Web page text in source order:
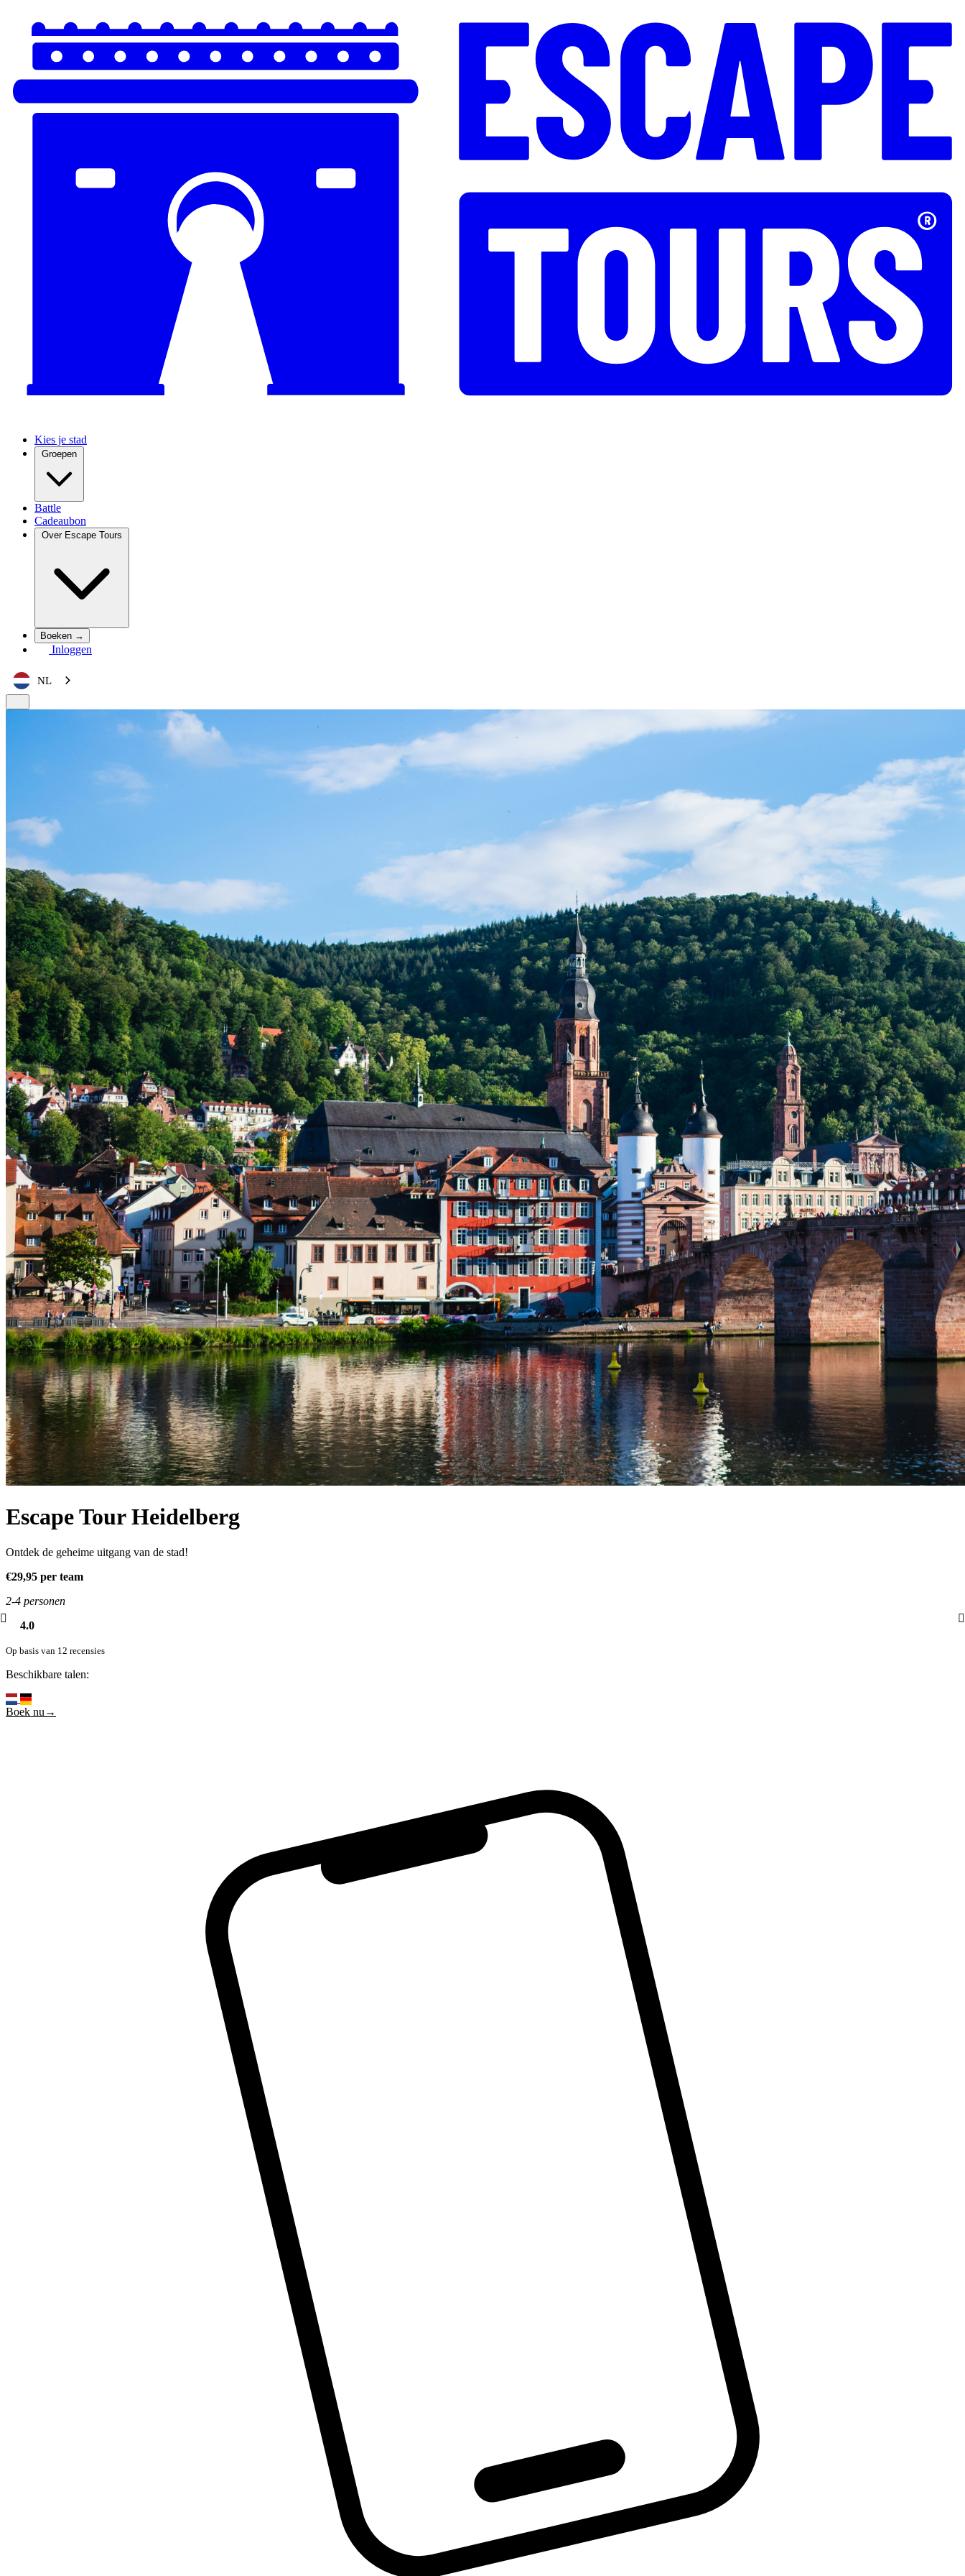
Kies je stad
Groepen
Battle
Cadeaubon
Over Escape Tours
Boeken →
Inloggen
NL
Escape Tour Heidelberg
Ontdek de geheime uitgang van de stad!
€29,95 per team
2-4 personen
4.0
Op basis van 12 recensies
Beschikbare talen:
Boek nu→